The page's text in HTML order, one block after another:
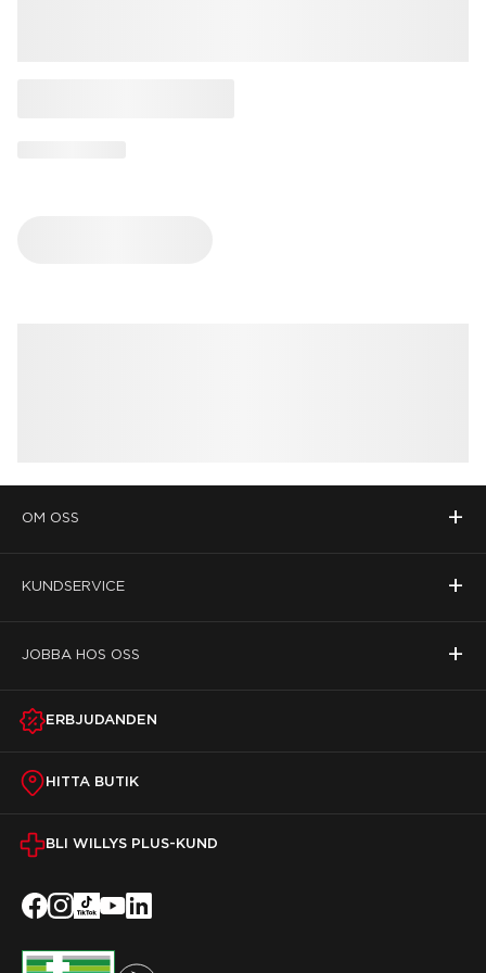
OM OSS +
KUNDSERVICE +
JOBBA HOS OSS +
ERBJUDANDEN
HITTA BUTIK
BLI WILLYS PLUS-KUND